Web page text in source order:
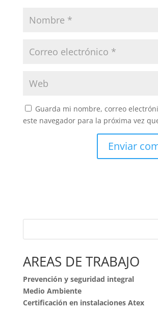
Guarda mi nombre, correo
este navegador para la próxima vez
AREAS DE TRABAJO
Prevención y seguridad integral
Medio Ambiente
Certificación en instalaciones Atex